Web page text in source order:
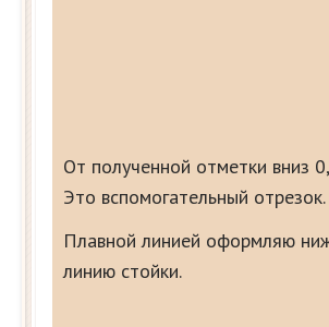
От полученной отметки вниз
Это вспомогательный отрезок.
Плавной линией оформляю
линию стойки.